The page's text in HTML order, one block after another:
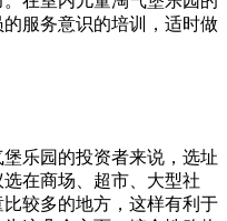
服务意识的培训，适时做
乐园的投资者来说，选址
在商场、超市、大型社
较多的地方，这样有利于